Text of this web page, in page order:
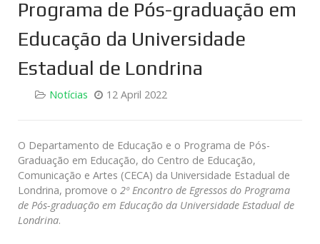
Programa de Pós-graduação em
Educação da Universidade
Estadual de Londrina
Notícias 12 April 2022
O Departamento de Educação e o Programa de Pós-
Graduação em Educação, do Centro de Educação,
Comunicação e Artes (CECA) da Universidade Estadual de
Londrina, promove o 2º Encontro de Egressos do Programa
de Pós-graduação em Educação da Universidade Estadual de
Londrina.